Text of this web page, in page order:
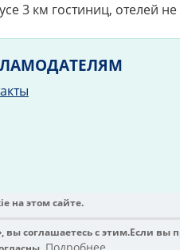
3 км гостиниц, отелей
защищены. Alicante.Travel, 2020-
на этом сайте.
соглашаетесь с этим.Если вы